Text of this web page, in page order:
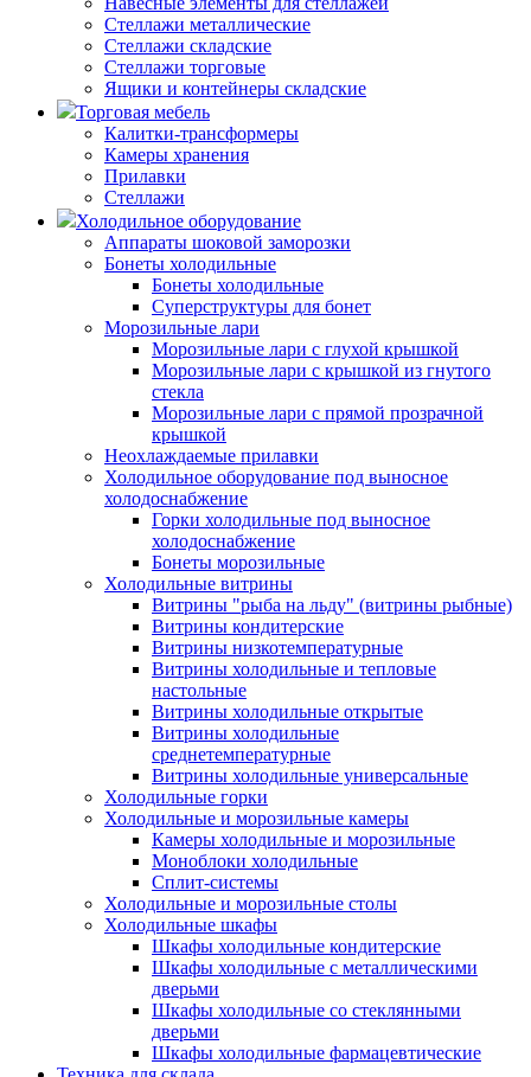
Стеллажи металлические
Стеллажи складские
Стеллажи торговые
Ящики и контейнеры складские
Торговая мебель
Калитки-трансформеры
Камеры хранения
Прилавки
Стеллажи
Холодильное оборудование
Аппараты шоковой заморозки
Бонеты холодильные
Бонеты холодильные
Суперструктуры для бонет
Морозильные лари
Морозильные лари с глухой крышкой
Морозильные лари с крышкой из гнутого
стекла
Морозильные лари с прямой прозрачной
крышкой
Неохлаждаемые прилавки
Холодильное оборудование под выносное
холодоснабжение
Горки холодильные под выносное
холодоснабжение
Бонеты морозильные
Холодильные витрины
Витрины "рыба на льду" (витрины рыбные)
Витрины кондитерские
Витрины низкотемпературные
Витрины холодильные и тепловые
настольные
Витрины холодильные открытые
Витрины холодильные
среднетемпературные
Витрины холодильные универсальные
Холодильные горки
Холодильные и морозильные камеры
Камеры холодильные и морозильные
Моноблоки холодильные
Сплит-системы
Холодильные и морозильные столы
Холодильные шкафы
Шкафы холодильные кондитерские
Шкафы холодильные с металлическими
дверьми
Шкафы холодильные со стеклянными
дверьми
Шкафы холодильные фармацевтические